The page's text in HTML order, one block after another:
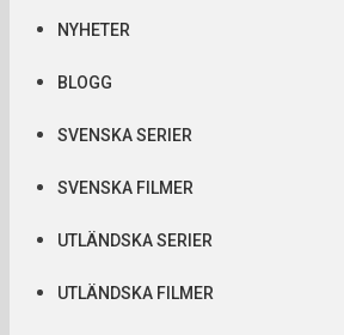
NYHETER
BLOGG
SVENSKA SERIER
SVENSKA FILMER
UTLÄNDSKA SERIER
UTLÄNDSKA FILMER